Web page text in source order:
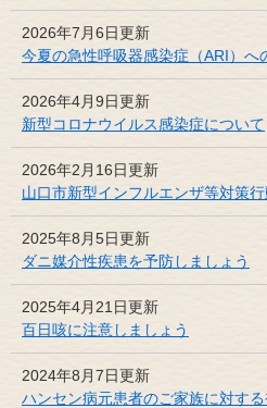
2026年7月6日更新
今夏の急性呼吸器感染症（ARI）へ
2026年4月9日更新
新型コロナウイルス感染症について
2026年2月16日更新
山口市新型インフルエンザ等対策
2025年8月5日更新
ダニ媒介性疾患を予防しましょう
2025年4月21日更新
百日咳に注意しましょう
2024年8月7日更新
ハンセン病元患者のご家族に対す